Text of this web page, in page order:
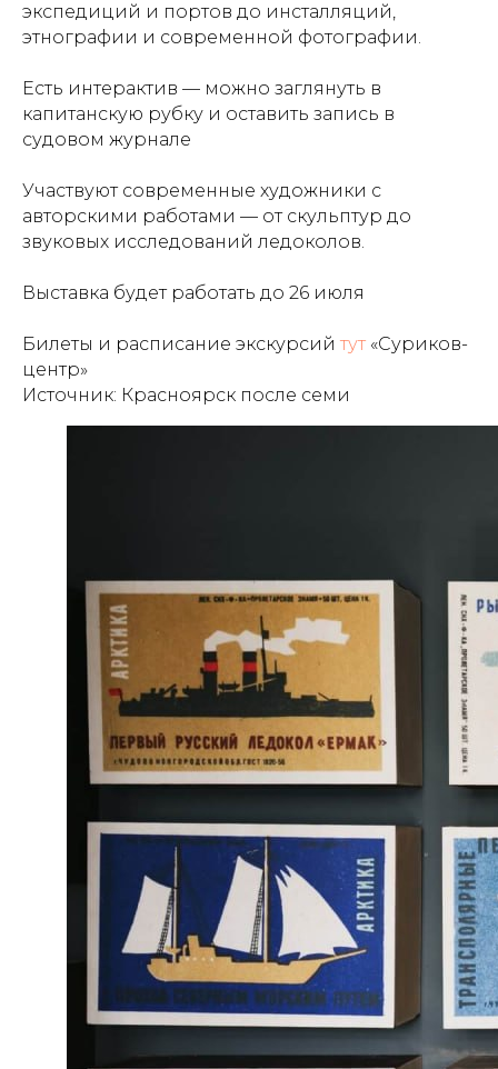
экспедиций и портов до инсталляций,
этнографии и современной фотографии.
Есть интерактив — можно заглянуть в
капитанскую рубку и оставить запись в
судовом журнале
Участвуют современные художники с
авторскими работами — от скульптур до
звуковых исследований ледоколов.
Выставка будет работать до 26 июля
Билеты и расписание экскурсий тут «Суриков-
центр»
Источник: Красноярск после семи